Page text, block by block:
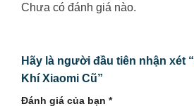
Chưa có đánh giá nào.
Hãy là người đầu tiên nhận xét
Khí Xiaomi Cũ”
Đánh giá của bạn *